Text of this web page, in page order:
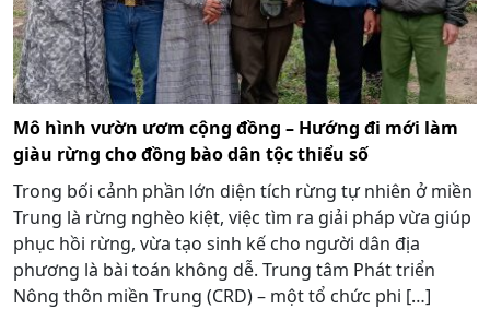
Mô hình vườn ươm cộng đồng – Hướng đi mới làm
giàu rừng cho đồng bào dân tộc thiểu số
Trong bối cảnh phần lớn diện tích rừng tự nhiên ở miền
Trung là rừng nghèo kiệt, việc tìm ra giải pháp vừa giúp
phục hồi rừng, vừa tạo sinh kế cho người dân địa
phương là bài toán không dễ. Trung tâm Phát triển
Nông thôn miền Trung (CRD) – một tổ chức phi […]